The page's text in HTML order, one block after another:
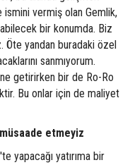
vermiş olan Gemlik,
bir konumda. Biz
yandan buradaki özel
sanmıyorum.
getirirken bir de Ro-Ro
Bu onlar için de maliyet
etmeyiz
yapacağı yatırıma bir